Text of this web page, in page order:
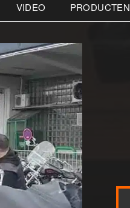
VIDEO PRODUCTEN